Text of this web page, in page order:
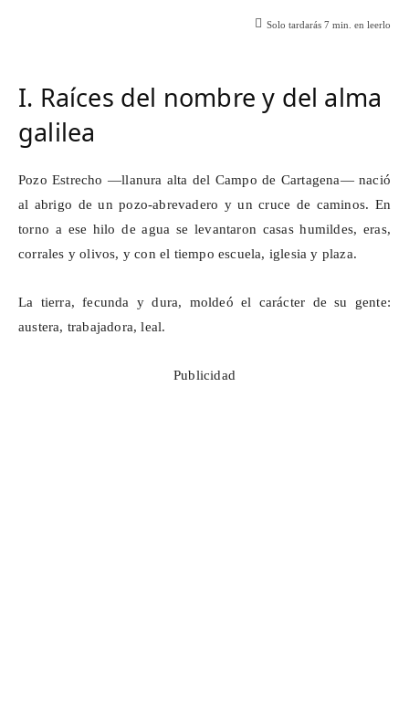
Solo tardarás 7 min. en leerlo
I. Raíces del nombre y del alma
galilea
Pozo Estrecho —llanura alta del Campo de Cartagena— nació
al abrigo de un pozo-abrevadero y un cruce de caminos. En
torno a ese hilo de agua se levantaron casas humildes, eras,
corrales y olivos, y con el tiempo escuela, iglesia y plaza.
La tierra, fecunda y dura, moldeó el carácter de su gente:
austera, trabajadora, leal.
Publicidad